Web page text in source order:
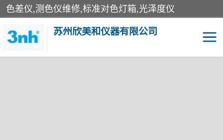
色差仪,测色仪维修,标准对色灯箱,光泽度仪
苏州欣美和仪器有限公司